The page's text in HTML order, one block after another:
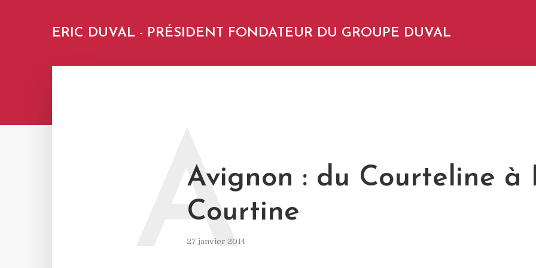
ERIC DUVAL - PRÉSIDENT FONDATEUR DU GROUPE DUVAL
Avignon : du Courteline à
Courtine
27 janvier 2014
A